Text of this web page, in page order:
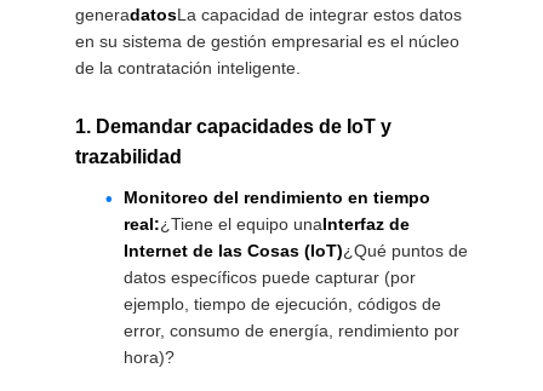
generadatosLa capacidad de integrar estos datos
en su sistema de gestión empresarial es el núcleo
de la contratación inteligente.
1. Demandar capacidades de IoT y
trazabilidad
Monitoreo del rendimiento en tiempo
real:¿Tiene el equipo unaInterfaz de
Internet de las Cosas (IoT)¿Qué puntos de
datos específicos puede capturar (por
ejemplo, tiempo de ejecución, códigos de
error, consumo de energía, rendimiento por
hora)?